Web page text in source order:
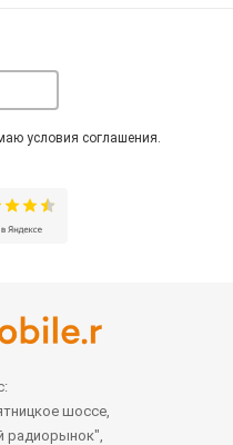
условия соглашения.
шоссе,
радиорынок",